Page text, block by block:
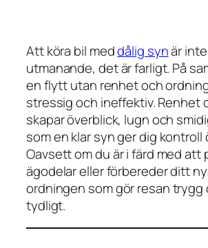
Att köra bil meddålig synär
utmanande, det är farligt. På
en flytt utan renhet och
stressig och ineffektiv. Renhet
skapar överblick, lugn och
som en klar syn ger dig kontroll
Oavsett om du är i färd med att
ägodelar eller förbereder ditt
ordningen som gör resan trygg
tydligt.